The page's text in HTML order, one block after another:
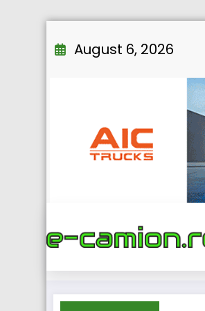
to
August 6, 2026